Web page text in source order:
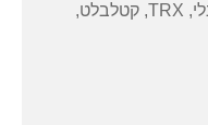
מתמחה בקיקבוקס, אימון פונקציונלי, TRX, קטלבלט,